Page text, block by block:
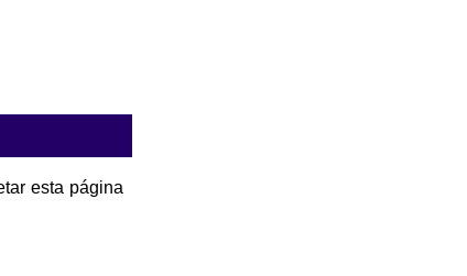
esta página